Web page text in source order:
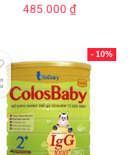
485.000 ₫
- 10%